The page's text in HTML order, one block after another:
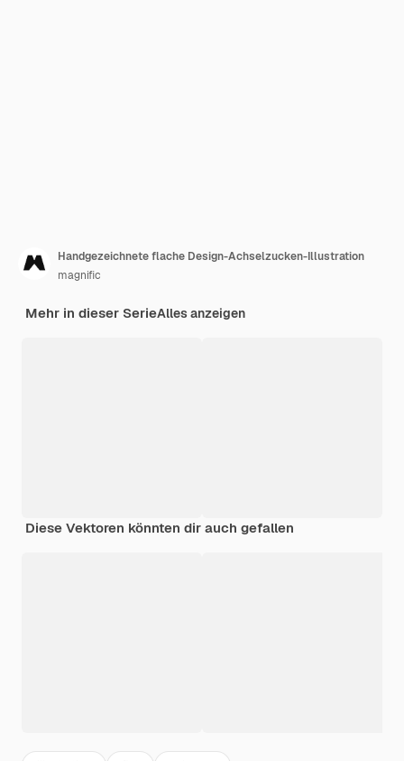
Handgezeichnete flache Design-Achselzucken-Illustration
magnific
Mehr in dieser SerieAlles anzeigen
Diese Vektoren könnten dir auch gefallen